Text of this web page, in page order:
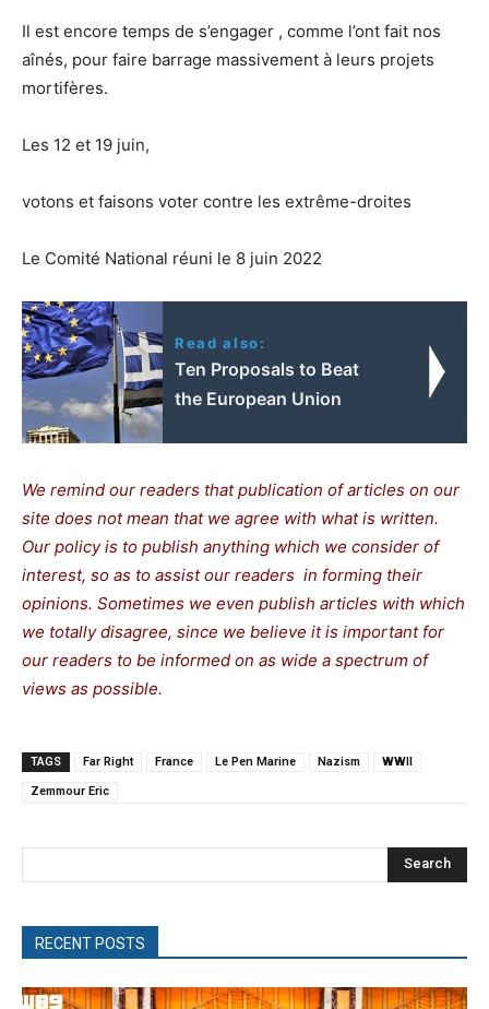
Il est encore temps de s’engager , comme l’ont fait nos
aînés, pour faire barrage massivement à leurs projets
mortifères.
Les 12 et 19 juin,
votons et faisons voter contre les extrême-droites
Le Comité National réuni le 8 juin 2022
Read also:
Ten Proposals to Beat
the European Union
We remind our readers that publication of articles on our
site does not mean that we agree with what is written.
Our policy is to publish anything which we consider of
interest, so as to assist our readers in forming their
opinions. Sometimes we even publish articles with which
we totally disagree, since we believe it is important for
our readers to be informed on as wide a spectrum of
views as possible.
TAGS Far Right France Le Pen Marine Nazism WWII
Zemmour Eric
Search
RECENT POSTS